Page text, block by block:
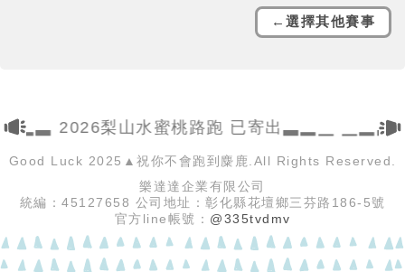
←選擇其他賽事
2026梨山水蜜桃路跑 已寄出▃▂▁ ▁▂▃
Good Luck 2025▲祝你不會跑到麋鹿.All Rights Reserved.
樂達達企業有限公司
統編：45127658 公司地址：彰化縣花壇鄉三芬路186-5號
官方line帳號： @335tvdmv